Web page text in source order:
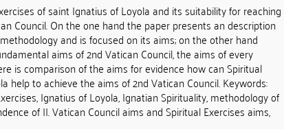
of saint Ignatius of Loyola and its suitability for reaching
Council. On the one hand the paper presents an description
and is focused on its aims; on the other hand
aims of 2nd Vatican Council, the aims of every
is comparison of the aims for evidence how can Spiritual
help to achieve the aims of 2nd Vatican Council. Keywords:
Ignatius of Loyola, Ignatian Spirituality, methodology of
of II. Vatican Council aims and Spiritual Exercises aims,